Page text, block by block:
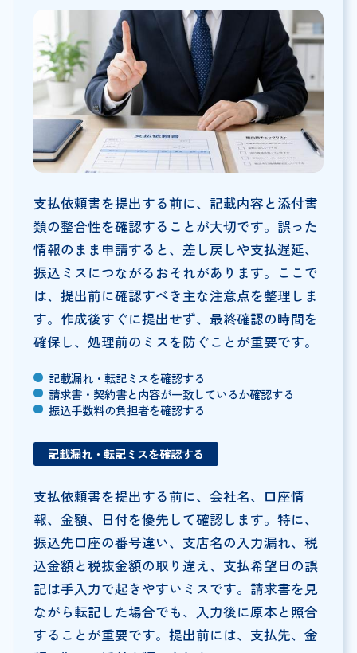
支払依頼書を提出する前に、記載内容と添付書
類の整合性を確認することが大切です。誤った
情報のまま申請すると、差し戻しや支払遅延、
振込ミスにつながるおそれがあります。ここで
は、提出前に確認すべき主な注意点を整理しま
す。作成後すぐに提出せず、最終確認の時間を
確保し、処理前のミスを防ぐことが重要です。
記載漏れ・転記ミスを確認する
請求書・契約書と内容が一致しているか確認する
振込手数料の負担者を確認する
記載漏れ・転記ミスを確認する
支払依頼書を提出する前に、会社名、口座情
報、金額、日付を優先して確認します。特に、
振込先口座の番号違い、支店名の入力漏れ、税
込金額と税抜金額の取り違え、支払希望日の誤
記は手入力で起きやすいミスです。請求書を見
ながら転記した場合でも、入力後に原本と照合
することが重要です。提出前には、支払先、金